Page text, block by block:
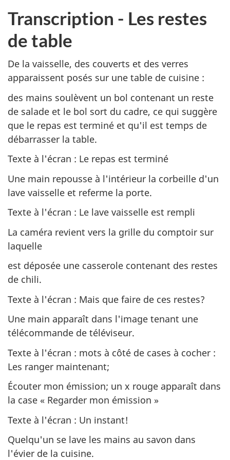
Transcription - Les restes
de table
De la vaisselle, des couverts et des verres
apparaissent posés sur une table de cuisine :
des mains soulèvent un bol contenant un reste
de salade et le bol sort du cadre, ce qui suggère
que le repas est terminé et qu'il est temps de
débarrasser la table.
Texte à l'écran : Le repas est terminé
Une main repousse à l'intérieur la corbeille d'un
lave vaisselle et referme la porte.
Texte à l'écran : Le lave vaisselle est rempli
La caméra revient vers la grille du comptoir sur
laquelle
est déposée une casserole contenant des restes
de chili.
Texte à l'écran : Mais que faire de ces restes?
Une main apparaît dans l'image tenant une
télécommande de téléviseur.
Texte à l'écran : mots à côté de cases à cocher :
Les ranger maintenant;
Écouter mon émission; un x rouge apparaît dans
la case « Regarder mon émission »
Texte à l'écran : Un instant!
Quelqu'un se lave les mains au savon dans
l'évier de la cuisine.